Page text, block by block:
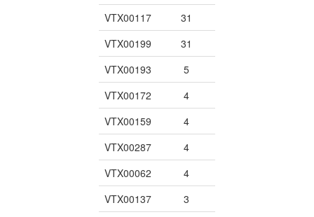
VTX00117
31
VTX00199
31
VTX00193
5
VTX00172
4
VTX00159
4
VTX00287
4
VTX00062
4
VTX00137
3